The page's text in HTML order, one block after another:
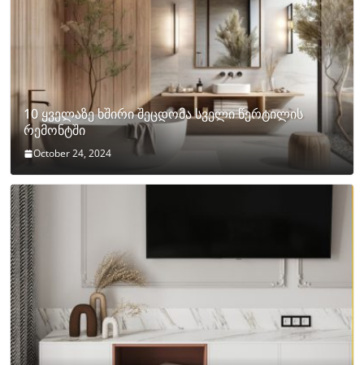
10 ყველაზე ხშირი შეცდომა სველი წერტილის
რემონტში
October 24, 2024